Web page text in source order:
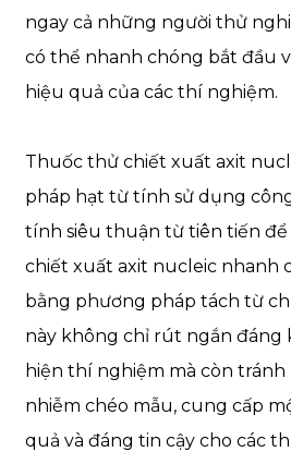
ngay cả những người thử
có thể nhanh chóng bắt đầu
hiệu quả của các thí nghiệm.
Thuốc thử chiết xuất axit
pháp hạt từ tính sử dụng
tính siêu thuận từ tiên tiến
chiết xuất axit nucleic nhanh
bằng phương pháp tách từ
này không chỉ rút ngắn đáng
hiện thí nghiệm mà còn
nhiễm chéo mẫu, cung cấp
quả và đáng tin cậy cho các